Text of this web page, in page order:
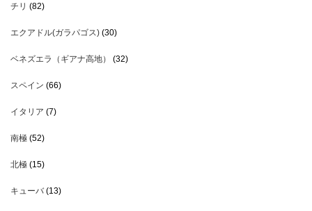
チリ (82)
エクアドル(ガラパゴス) (30)
ベネズエラ（ギアナ高地） (32)
スペイン (66)
イタリア (7)
南極 (52)
北極 (15)
キューバ(13)